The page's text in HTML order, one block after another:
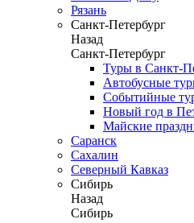
Рязань
Санкт-Петербург
Назад
Санкт-Петербург
Туры в Санкт-
Автобусные
Событийные
Новый год в
Майские
Саранск
Сахалин
Северный Кавказ
Сибирь
Назад
Сибирь